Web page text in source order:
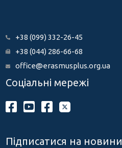
+38 (099) 332-26-45
+38 (044) 286-66-68
office@erasmusplus.org.ua
Соціальні мережі
Підписатися на новини